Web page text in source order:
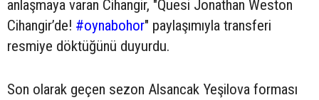
anlaşmaya varan Cihangir, "Quesi Jonathan Weston
Cihangir’de! #oynabohor" paylaşımıyla transferi
resmiye döktüğünü duyurdu.
Son olarak geçen sezon Alsancak Yeşilova forması